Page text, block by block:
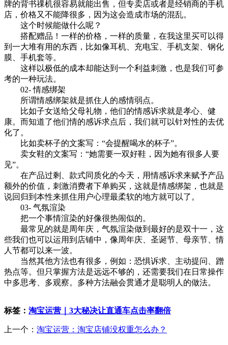
牌的背书祼机很容易就能出售，但专卖店或者是经销商的手机
店，价格又不能降很多，因为这会造成市场的混乱。
这个时候能做什么呢？
搭配赠品！一样的价格，一样的质量，在我这里买可以得
到一大堆有用的东西，比如像耳机、充电宝、手机支架、钢化
膜、手机套等。
这样以极低的成本却能达到一个利益刺激，也是我们可参
考的一种玩法。
02- 情感绑架
所谓情感绑架就是抓住人的感情弱点。
比如子女送给父母礼物，他们的情感诉求就是孝心、健
康。而知道了他们情的感诉求点后，我们就可以针对性的去优
化了。
比如卖杯子的文案写：“会提醒喝水的杯子”。
卖女鞋的文案写：“她需要一双好鞋，因为她有很多人要
见”。
在产品过剩、款式同质化的今天，用情感诉求来赋予产品
额外的价值，刺激消费者下单购买，这就是情感绑架，也就是
说回归到本性来抓住用户心理最柔软的地方就可以了。
03- 气氛渲染
把一个事情渲染的好像很热闹似的。
最常见的就是周年庆，气氛渲染做到最好的是双十一，这
些我们也可以运用到店铺中，像周年庆、圣诞节、母亲节、情
人节都可以来一波。
当然其他方法也有很多，例如：恐惧诉求、主动提问、蹭
热点等。但只掌握方法是远远不够的，还需要我们在日常操作
中多思考、多观察。多种方法融会贯通才是聪明人的做法。
标签： 淘宝运营｜3大秘决让直通车点击率翻倍
上一个： 淘宝运营：淘宝店铺没权重怎么办？